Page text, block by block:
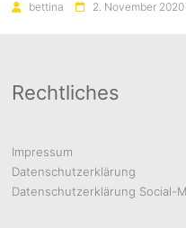
bettina 2. November 2020
Rechtliches
Impressum
Datenschutzerklärung
Datenschutzerklärung Social-